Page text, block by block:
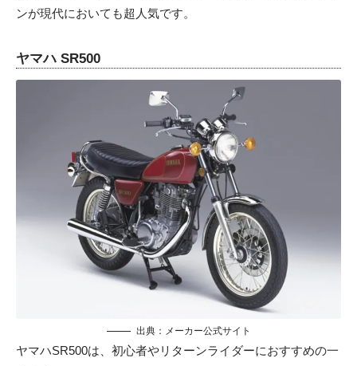
ンが現代においても超人気です。
ヤマハ SR500
出典：メーカー公式サイト
ヤマハSR500は、初心者やリターンライダーにおすすめの一